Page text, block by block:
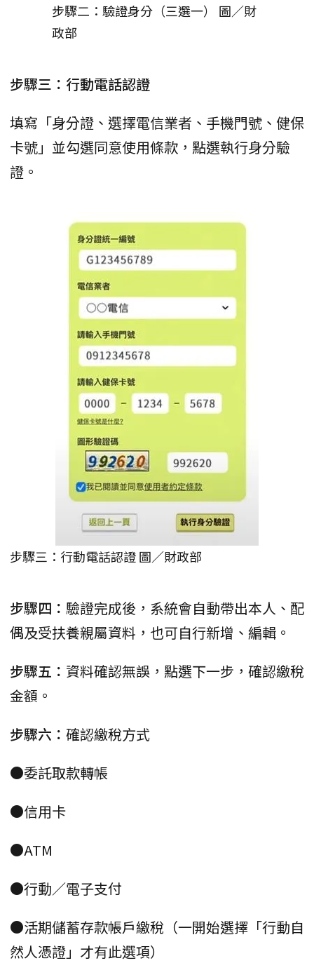
步驟二：驗證身分（三選一） 圖／財
政部
步驟三：行動電話認證
填寫「身分證、選擇電信業者、手機門號、健保
卡號」並勾選同意使用條款，點選執行身分驗
證。
步驟三：行動電話認證 圖／財政部
步驟四： 驗證完成後，系統會自動帶出本人、配
偶及受扶養親屬資料，也可自行新增、編輯。
步驟五： 資料確認無誤，點選下一步，確認繳稅
金額。
步驟六： 確認繳稅方式
●委託取款轉帳
●信用卡
●ATM
●行動／電子支付
●活期儲蓄存款帳戶繳稅（一開始選擇「行動自
然人憑證」才有此選項）